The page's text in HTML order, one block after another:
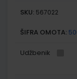
SKU: 567022
ŠIFRA OMOTA:
Udžbenik